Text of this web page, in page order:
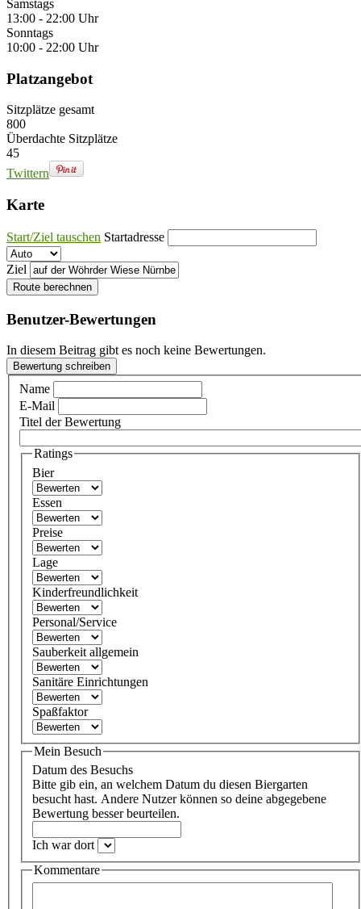
Samstags
13:00 - 22:00 Uhr
Sonntags
10:00 - 22:00 Uhr
Platzangebot
Sitzplätze gesamt
800
Überdachte Sitzplätze
45
Twittern
Karte
Start/Ziel tauschen Startadresse
Ziel
Route berechnen
Benutzer-Bewertungen
In diesem Beitrag gibt es noch keine Bewertungen.
Bewertung schreiben
Name
E-Mail
Titel der Bewertung
Ratings
Bier
Essen
Preise
Lage
Kinderfreundlichkeit
Personal/Service
Sauberkeit allgemein
Sanitäre Einrichtungen
Spaßfaktor
Mein Besuch
Datum des Besuchs
Bitte gib ein, an welchem Datum du diesen Biergarten
besucht hast. Andere Nutzer können so deine abgegebene
Bewertung besser beurteilen.
Ich war dort
Kommentare